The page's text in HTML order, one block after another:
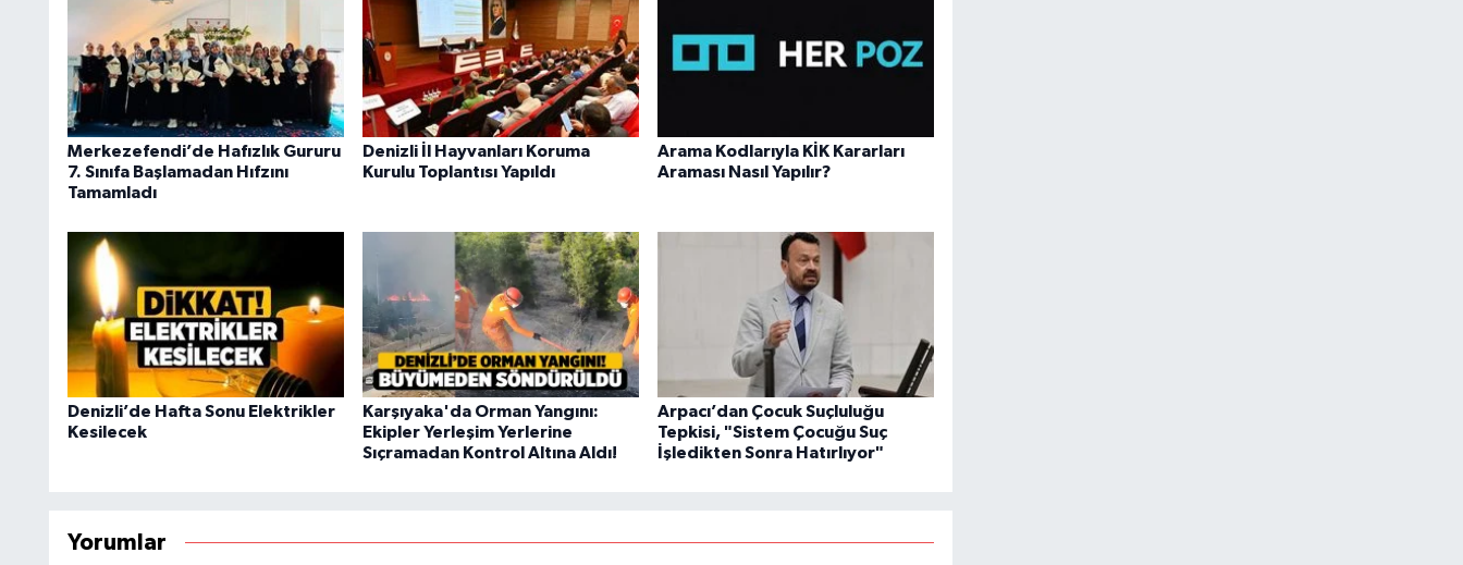
Merkezefendi’de Hafızlık Gururu
7. Sınıfa Başlamadan Hıfzını
Tamamladı
Denizli İl Hayvanları Koruma
Kurulu Toplantısı Yapıldı
Arama Kodlarıyla KİK Kararları
Araması Nasıl Yapılır?
Denizli’de Hafta Sonu Elektrikler
Kesilecek
Karşıyaka'da Orman Yangını:
Ekipler Yerleşim Yerlerine
Sıçramadan Kontrol Altına Aldı!
Arpacı’dan Çocuk Suçluluğu
Tepkisi, "Sistem Çocuğu Suç
İşledikten Sonra Hatırlıyor"
Yorumlar